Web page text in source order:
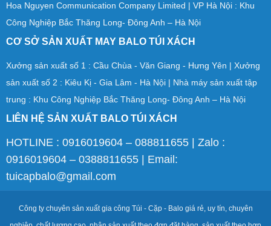
Hoa Nguyen Communication Company Limited | VP Hà Nội : Khu
Công Nghiệp Bắc Thăng Long- Đông Anh – Hà Nội
CƠ SỞ SẢN XUẤT MAY BALO TÚI XÁCH
Xưởng sản xuất số 1 : Cầu Chùa - Văn Giang - Hưng Yên | Xưởng
sản xuất số 2 : Kiêu Kị - Gia Lâm - Hà Nội | Nhà máy sản xuất tập
trung : Khu Công Nghiệp Bắc Thăng Long- Đông Anh – Hà Nội
LIÊN HỆ SẢN XUẤT BALO TÚI XÁCH
HOTLINE : 0916019604 – 088811655 | Zalo :
0916019604 – 0388811655 | Email:
tuicapbalo@gmail.com
Công ty chuyên sản xuất gia công Túi - Cặp - Balo giá rẻ, uy tín, chuyên